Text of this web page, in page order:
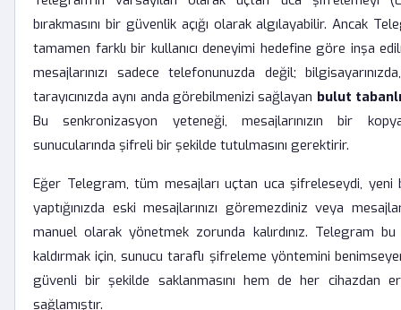
bırakmasını bir güvenlik açığı olarak algılayabilir. Ancak
tamamen farklı bir kullanıcı deneyimi hedefine göre inşa
mesajlarınızı sadece telefonunuzda değil;
tarayıcınızda aynı anda görebilmenizi sağlayan bulut
Bu senkronizasyon yeteneği, mesajlarınızın bir
sunucularında şifreli bir şekilde tutulmasını gerektirir.
Eğer Telegram, tüm mesajları uçtan uca şifreleseydi, yeni
yaptığınızda eski mesajlarınızı göremezdiniz veya
manuel olarak yönetmek zorunda kalırdınız. Telegram
kaldırmak için, sunucu taraflı şifreleme yöntemini
güvenli bir şekilde saklanmasını hem de her cihazdan
sağlamıştır.